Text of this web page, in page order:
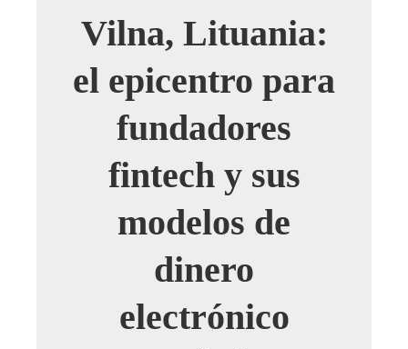
Vilna, Lituania:
el epicentro para
fundadores
fintech y sus
modelos de
dinero
electrónico